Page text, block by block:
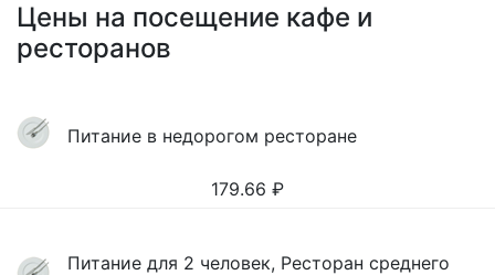
Цены на посещение кафе и
ресторанов
Питание в недорогом ресторане
179.66 ₽
Питание для 2 человек, Ресторан среднего